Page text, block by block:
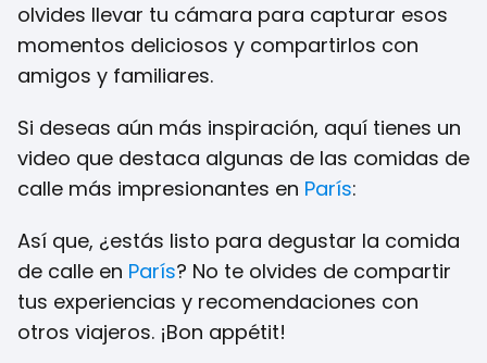
olvides llevar tu cámara para capturar esos
momentos deliciosos y compartirlos con
amigos y familiares.
Si deseas aún más inspiración, aquí tienes un
video que destaca algunas de las comidas de
calle más impresionantes en París:
Así que, ¿estás listo para degustar la comida
de calle en París? No te olvides de compartir
tus experiencias y recomendaciones con
otros viajeros. ¡Bon appétit!